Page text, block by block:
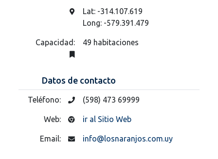
Lat: -314.107.619
Long: -579.391.479
Capacidad: 49 habitaciones
Datos de contacto
Teléfono: (598) 473 69999
Web: ir al Sitio Web
Email: info@losnaranjos.com.uy